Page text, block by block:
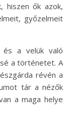
hiszen ők azok,
győzelmeit
és a velük való
a történetet. A
révén a
tár a nézők
a maga helye